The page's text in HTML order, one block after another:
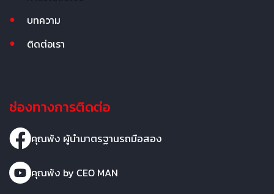
บทความ
ติดต่อเรา
ช่องทางการติดต่อ
คุณพ้ง ผู้นำมาตรฐานรถมือสอง
คุณพ้ง by CEO MAN